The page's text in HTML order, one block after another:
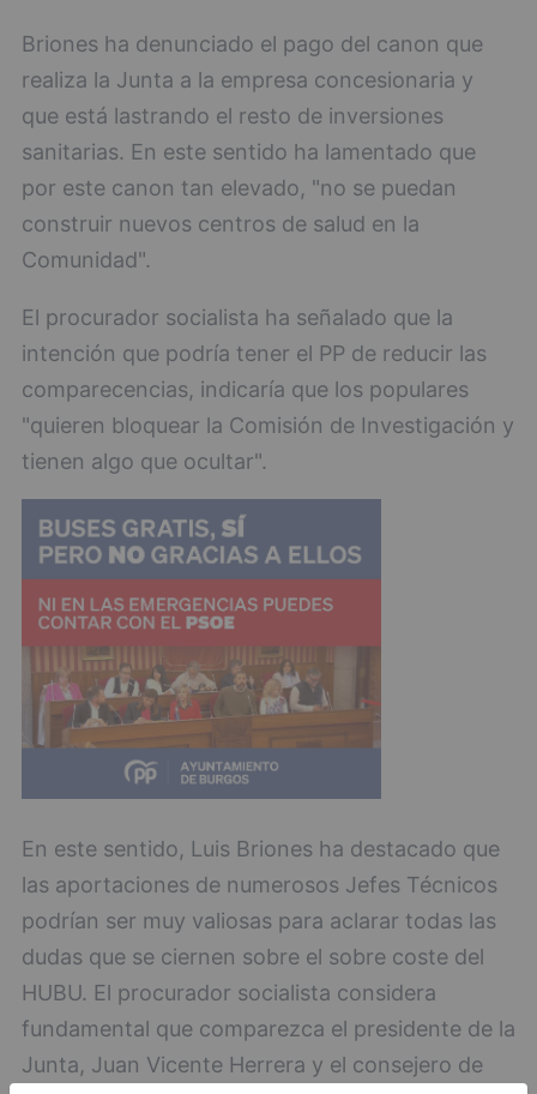
Briones ha denunciado el pago del canon que
realiza la Junta a la empresa concesionaria y
que está lastrando el resto de inversiones
sanitarias. En este sentido ha lamentado que
por este canon tan elevado, "no se puedan
construir nuevos centros de salud en la
Comunidad".
El procurador socialista ha señalado que la
intención que podría tener el PP de reducir las
comparecencias, indicaría que los populares
"quieren bloquear la Comisión de Investigación y
tienen algo que ocultar".
En este sentido, Luis Briones ha destacado que
las aportaciones de numerosos Jefes Técnicos
podrían ser muy valiosas para aclarar todas las
dudas que se ciernen sobre el sobre coste del
HUBU. El procurador socialista considera
fundamental que comparezca el presidente de la
Junta, Juan Vicente Herrera y el consejero de